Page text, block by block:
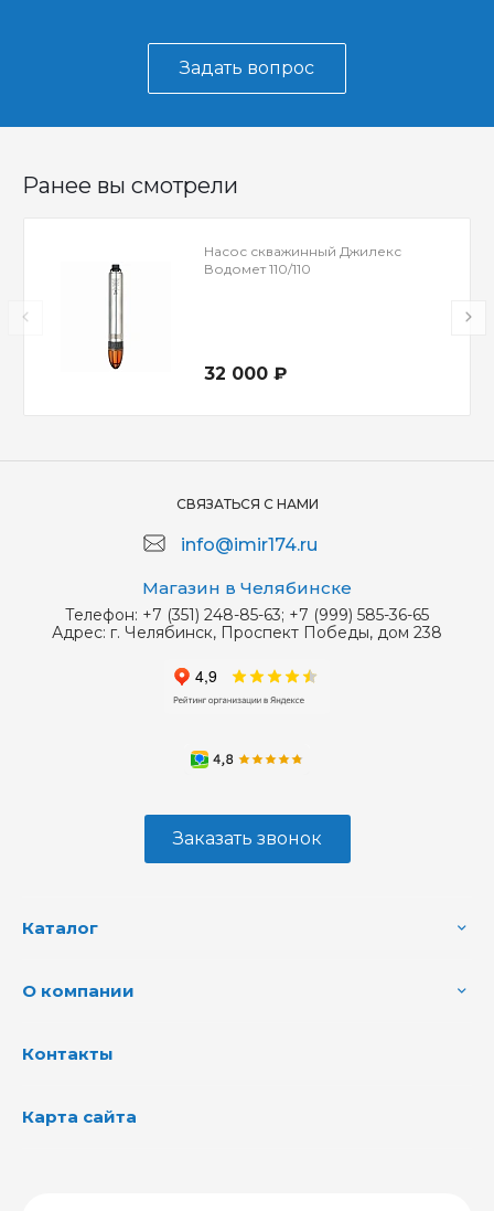
Задать вопрос
Ранее вы смотрели
Насос скважинный Джилекс
Водомет 110/110
32 000 ₽
СВЯЗАТЬСЯ С НАМИ
info@imir174.ru
Магазин в Челябинске
Телефон: +7 (351) 248-85-63; +7 (999) 585-36-65
Адрес: г. Челябинск, Проспект Победы, дом 238
Заказать звонок
Каталог
О компании
Контакты
Карта сайта